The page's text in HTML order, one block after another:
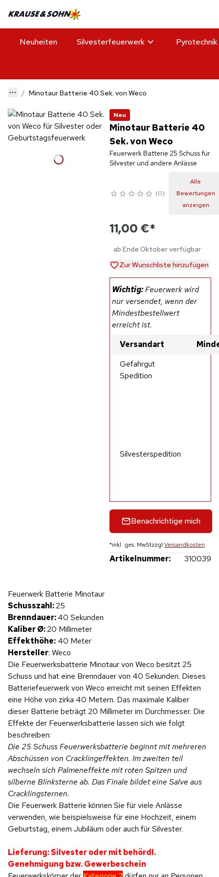
Neuheiten Silvesterfeuerwerk Pyrotechnik
Minotaur Batterie 40 Sek. von Weco
Neu
Minotaur Batterie 40
Sek. von Weco
Feuerwerk Batterie 25 Schuss für
Silvester und andere Anlässe
0
Alle
Bewertungen
anzeigen
11,00 €*
ab Ende Oktober verfügbar
Zur Wunschliste hinzufügen
Wichtig:Feuerwerk wird
nur versendet, wenn der
Mindestbestellwert
erreicht ist.
Versandart
Gefahrgut
Spedition
Silvesterspedition
Benachrichtige mich
*inkl. ges. MwStzzgl.Versandkosten
Artikelnummer: 310039
Produktvideo
Feuerwerk Batterie Minotaur
Schusszahl:25
Brenndauer:40 Sekunden
Kaliber Ø:20 Millimeter
Effekthöhe: 40 Meter
Hersteller: Weco
Die Feuerwerksbatterie Minotaur von Weco besitzt 25
Schuss und hat eine Brenndauer von 40 Sekunden. Dieses
Batteriefeuerwerk von Weco erreicht mit seinen Effekten
eine Höhe von zirka 40 Metern. Das maximale Kaliber
dieser Batterie beträgt 20 Millimeter im Durchmesser. Die
Effekte der Feuerwerksbatterie lassen sich wie folgt
beschreiben:
Die 25 Schuss Feuerwerksbatterie beginnt mit mehreren
Abschüssen von Cracklingeffekten. Im zweiten teil
wechseln sich Palmeneffekte mit roten Spitzen und
silberne Blinksterne ab. Das Finale bildet eine Salve aus
Cracklingsternen.
Die Feuerwerk Batterie können Sie für viele Anlässe
verwenden, wie beispielsweise für eine Hochzeit, einem
Geburtstag, einem Jubiläum oder auch für Silvester.
Lieferung: Silvester oder mit behördl.
Genehmigung bzw. Gewerbeschein